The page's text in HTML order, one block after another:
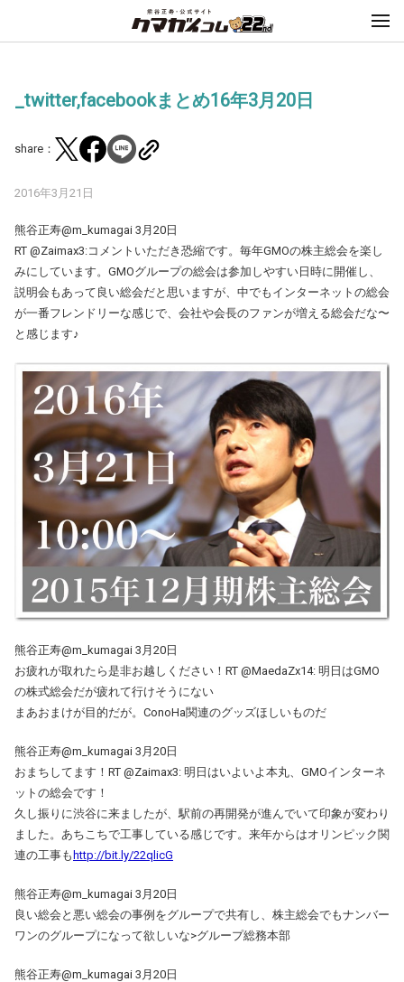
_twitter,facebookまとめ16年3月20日
share：
2016年3月21日
熊谷正寿‏@m_kumagai 3月20日
RT @Zaimax3:コメントいただき恐縮です。毎年GMOの株主総会を楽し
みにしています。GMOグループの総会は参加しやすい日時に開催し、
説明会もあって良い総会だと思いますが、中でもインターネットの総会
が一番フレンドリーな感じで、会社や会長のファンが増える総会だな〜
と感じます♪
熊谷正寿@m_kumagai 3月20日
お疲れが取れたら是非お越しください！RT @MaedaZx14: 明日はGMO
の株式総会だが疲れて行けそうにない
まあおまけが目的だが。ConoHa関連のグッズほしいものだ
熊谷正寿@m_kumagai 3月20日
おまちしてます！RT @Zaimax3: 明日はいよいよ本丸、GMOインターネ
ットの総会です！
久し振りに渋谷に来ましたが、駅前の再開発が進んでいて印象が変わり
ました。あちこちで工事している感じです。来年からはオリンピック関
連の工事も http://bit.ly/22qlicG
熊谷正寿@m_kumagai 3月20日
良い総会と悪い総会の事例をグループで共有し、株主総会でもナンバー
ワンのグループになって欲しいな>グループ総務本部
熊谷正寿@m_kumagai 3月20日